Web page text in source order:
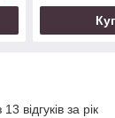
відгуків за рік